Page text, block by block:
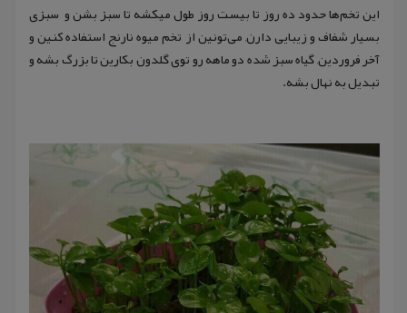
این تخم‌ها حدود ده روز تا بیست روز طول میکشه تا سبز بشن و سبزی
بسیار شفاف و زیبایی دارن, می‌تونین از تخم میوه نارنج استفاده کنین و
آخر فروردین, گیاه سبز شده دو ماهه رو توی گلدون بکارین تا بزرگ بشه و
تبدیل به نهال بشه.